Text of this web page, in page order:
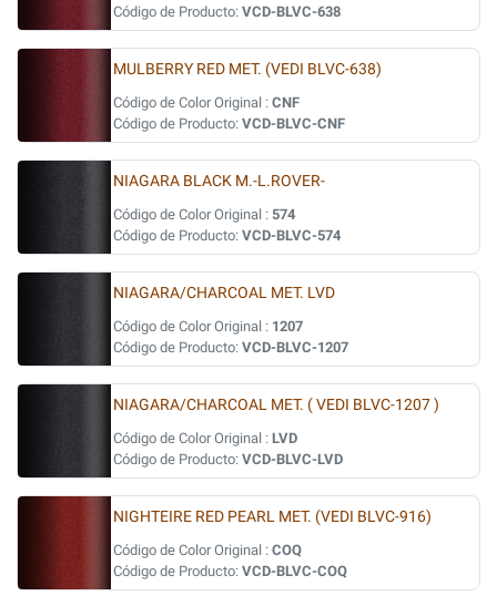
Código de Producto: VCD-BLVC-638
MULBERRY RED MET. (VEDI BLVC-638)
Código de Color Original : CNF
Código de Producto: VCD-BLVC-CNF
NIAGARA BLACK M.-L.ROVER-
Código de Color Original : 574
Código de Producto: VCD-BLVC-574
NIAGARA/CHARCOAL MET. LVD
Código de Color Original : 1207
Código de Producto: VCD-BLVC-1207
NIAGARA/CHARCOAL MET. ( VEDI BLVC-1207 )
Código de Color Original : LVD
Código de Producto: VCD-BLVC-LVD
NIGHTEIRE RED PEARL MET. (VEDI BLVC-916)
Código de Color Original : COQ
Código de Producto: VCD-BLVC-COQ